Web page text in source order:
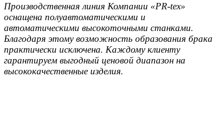
Производственная линия Компании «PR-tex»
оснащена полуавтоматическими и
автоматическими высокоточными станками.
Благодаря этому возможность образования брака
практически исключена. Каждому клиенту
гарантируем выгодный ценовой диапазон на
высококачественные изделия.